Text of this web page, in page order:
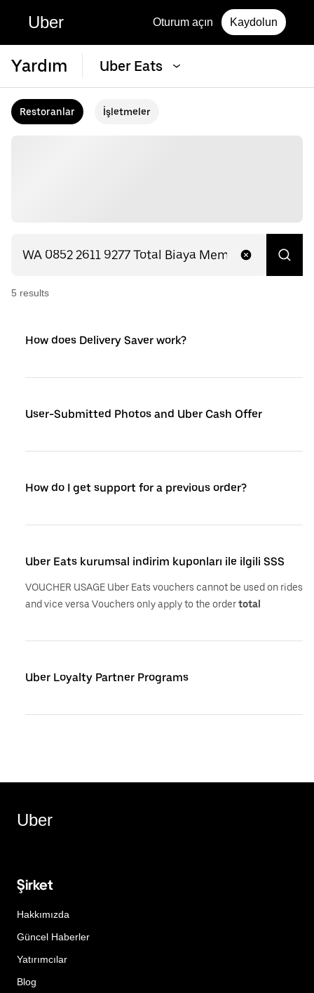
Uber Oturum açın Kaydolun
Yardım Uber Eats
Restoranlar İşletmeler
5 results
How does Delivery Saver work?
User-Submitted Photos and Uber Cash Offer
How do I get support for a previous order?
Uber Eats kurumsal indirim kuponları ile ilgili SSS
VOUCHER USAGE Uber Eats vouchers cannot be used on rides
and vice versa Vouchers only apply to the ordertotal
Uber Loyalty Partner Programs
Uber
Şirket
Hakkımızda
Güncel Haberler
Yatırımcılar
Blog